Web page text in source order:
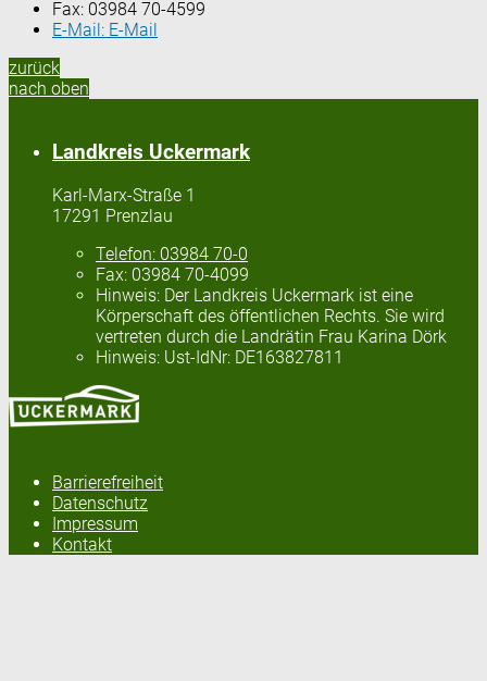
Fax: 03984 70-4599
E-Mail: E-Mail
zurück
nach oben
Landkreis Uckermark
Karl-Marx-Straße 1
17291 Prenzlau
Telefon: 03984 70-0
Fax: 03984 70-4099
Hinweis: Der Landkreis Uckermark ist eine
Körperschaft des öffentlichen Rechts. Sie wird
vertreten durch die Landrätin Frau Karina Dörk
Hinweis: Ust-IdNr: DE163827811
Barrierefreiheit
Datenschutz
Impressum
Kontakt